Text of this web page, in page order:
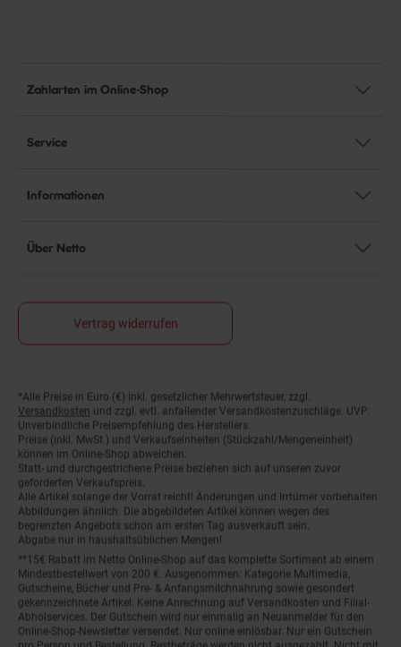
Zahlarten im Online-Shop
Service
Informationen
Über Netto
Vertrag widerrufen
Fußnoten
*Alle Preise in Euro (€) inkl. gesetzlicher Mehrwertsteuer, zzgl.
Versandkosten und zzgl. evtl. anfallender Versandkostenzuschläge. UVP:
Unverbindliche Preisempfehlung des Herstellers.
Preise (inkl. MwSt.) und Verkaufseinheiten (Stückzahl/Mengeneinheit)
können im Online-Shop abweichen.
Statt- und durchgestrichene Preise beziehen sich auf unseren zuvor
geforderten Verkaufspreis.
Alle Artikel solange der Vorrat reicht! Änderungen und Irrtümer vorbehalten.
Abbildungen ähnlich. Die abgebildeten Artikel können wegen des
begrenzten Angebots schon am ersten Tag ausverkauft sein.
Abgabe nur in haushaltsüblichen Mengen!
**15€ Rabatt im Netto Online-Shop auf das komplette Sortiment ab einem
Mindestbestellwert von 200 €. Ausgenommen: Kategorie Multimedia,
Gutscheine, Bücher und Pre- & Anfangsmilchnahrung sowie gesondert
gekennzeichnete Artikel. Keine Anrechnung auf Versandkosten und Filial-
Abholservices. Der Gutschein wird nur einmalig an Neuanmelder für den
Online-Shop-Newsletter versendet. Nur online einlösbar. Nur ein Gutschein
pro Person und Bestellung. Restbeträge werden nicht ausgezahlt. Nicht mit